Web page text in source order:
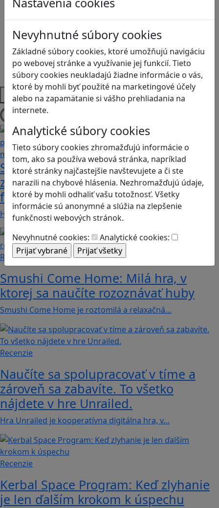
Nevyhnutné súbory cookies
Základné súbory cookies, ktoré umožňujú navigáciu
po webovej stránke a využívanie jej funkcií. Tieto
súbory cookies neukladajú žiadne informácie o vás,
ktoré by mohli byť použité na marketingové účely
alebo na zapamätanie si vášho prehliadania na
internete.
Analytické súbory cookies
Tieto súbory cookies zhromažďujú informácie o
tom, ako sa používa webová stránka, napríklad
ktoré stránky najčastejšie navštevujete a či ste
narazili na chybové hlásenia. Nezhromažďujú údaje,
ktoré by mohli odhaliť vašu totožnosť. Všetky
informácie sú anonymné a slúžia na zlepšenie
funkčnosti webových stránok.
Nevyhnutné cookies:
Analytické cookies:
Logické myslenie
Programovanie/Technika
Sociálne zručnosti a kooperácia
Strategické myslenie
Zdravie a pohyb
Platformy
Stanete sa influencerom, keď budete
zdieľať iba pravdivé, nie alternatívne
fakty? Dozviete sa v hre Follow me
Hráči a hráčky sa stávajú používateľmi/kami…
Recenzie
Smushi Come Home: Milá hra, v
ktorej sa naučíte rozoznávať huby
Smushi Come Home je roztomilá a relaxačná…
Recenzie
Naučíte sa spolupracovať v tíme a
zároveň sa zabavíte. To všetko
nájdete v hre Unrailed.
Hra Unrailed je kooperatívna digitálna hra, v…
Recenzie
Kerbal Space Program: Keď zlyhanie
je len ďalším krokom k úspechu